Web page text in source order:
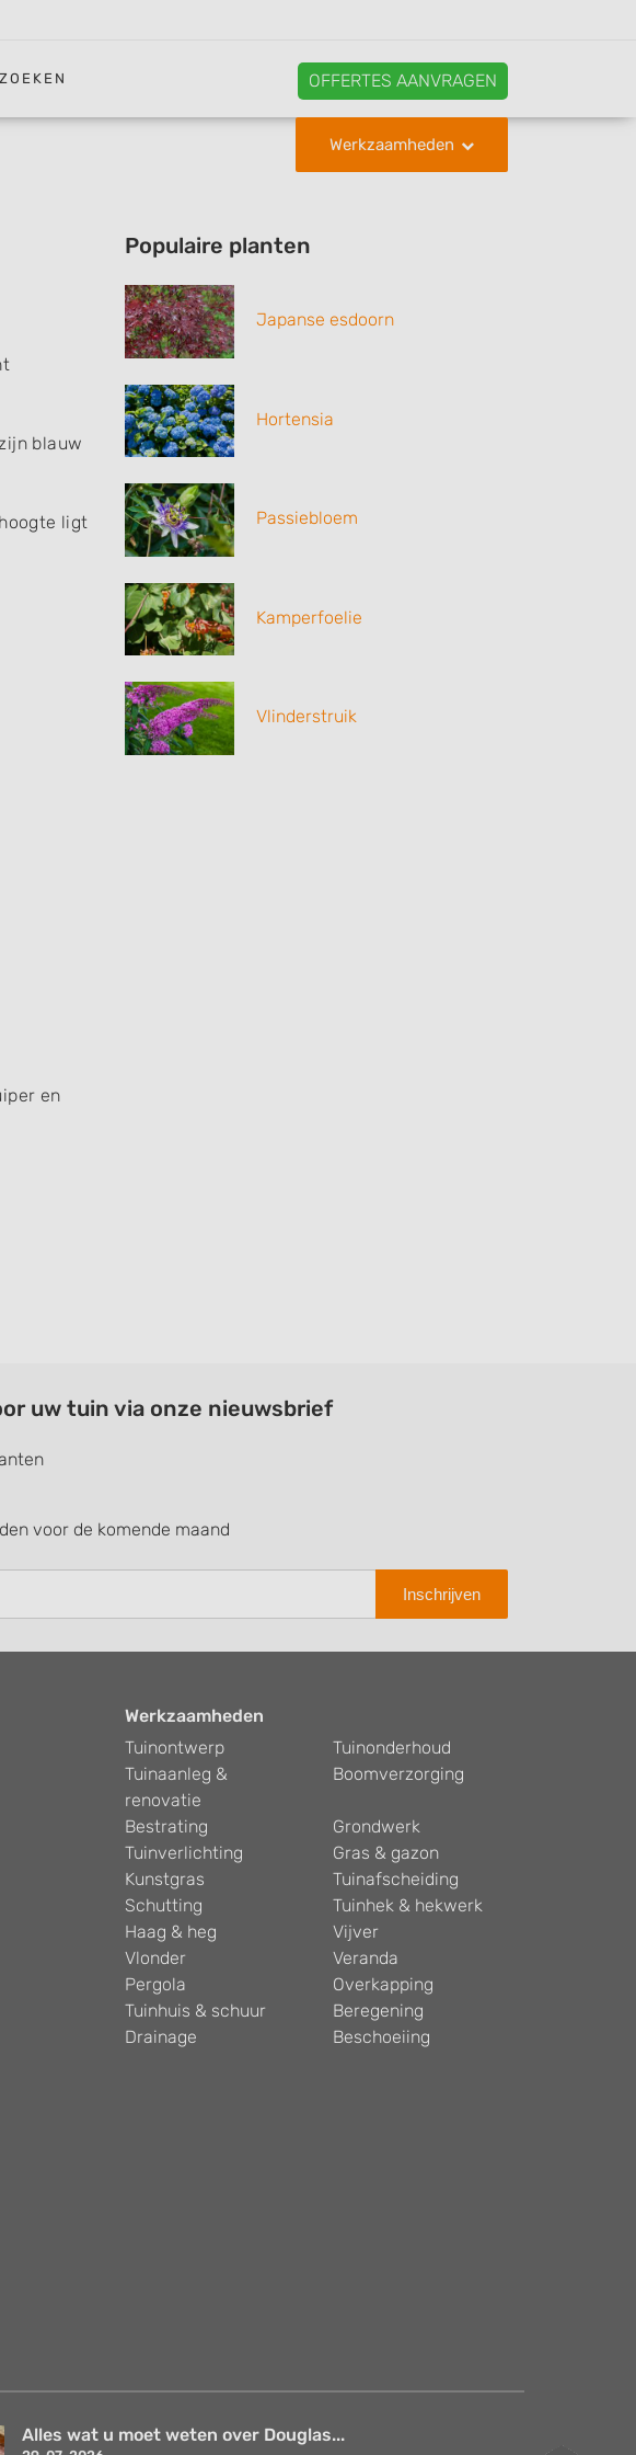
OFFERTES AANVRAGEN
Werkzaamheden
blauw
ligt
en
Populaire planten
Japanse esdoorn
Hortensia
Passiebloem
Kamperfoelie
Vlinderstruik
uw tuin via onze nieuwsbrief
voor de komende maand
Inschrijven
Werkzaamheden
Tuinontwerp
Tuinonderhoud
Tuinaanleg &
renovatie
Boomverzorging
Bestrating
Grondwerk
Tuinverlichting
Gras & gazon
Kunstgras
Tuinafscheiding
Schutting
Tuinhek & hekwerk
Haag & heg
Vijver
Vlonder
Veranda
Pergola
Overkapping
Tuinhuis & schuur
Beregening
Drainage
Beschoeiing
Alles wat u moet weten over Douglas...